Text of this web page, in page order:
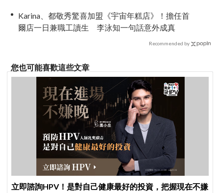
Karina、都敬秀驚喜加盟《宇宙年糕店》！擔任首
爾店一日兼職工讀生 李泳知一句話意外成真
Recommended by
您也可能喜歡這些文章
立即諮詢HPV！是對自己健康最好的投資，把握現在不嫌